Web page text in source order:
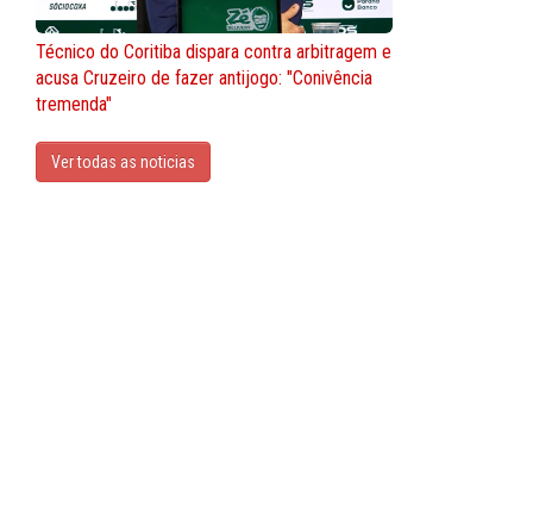
Técnico do Coritiba dispara contra arbitragem e
acusa Cruzeiro de fazer antijogo: "Conivência
tremenda"
Ver todas as noticias